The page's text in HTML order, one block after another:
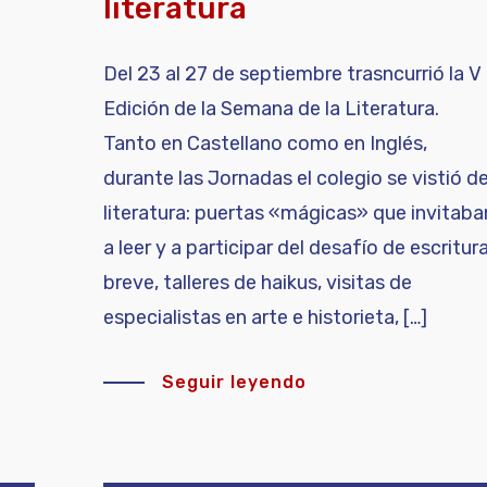
literatura
Del 23 al 27 de septiembre trasncurrió la V
Edición de la Semana de la Literatura.
Tanto en Castellano como en Inglés,
durante las Jornadas el colegio se vistió
literatura: puertas «mágicas» que
a leer y a participar del desafío de
breve, talleres de haikus, visitas de
especialistas en arte e historieta, […]
Seguir leyendo